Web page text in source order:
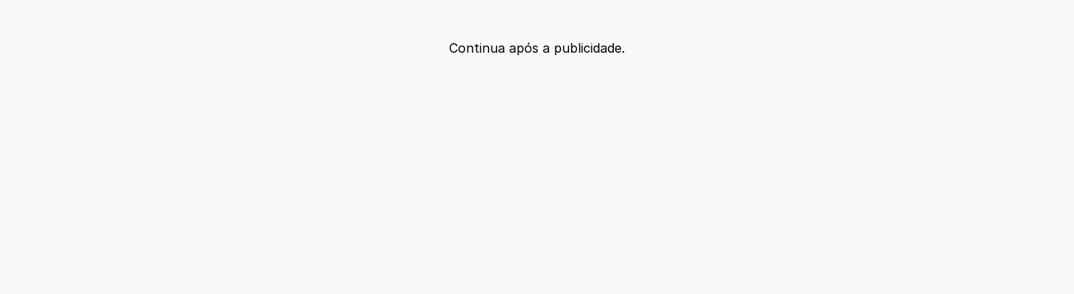
Continua após a publicidade.